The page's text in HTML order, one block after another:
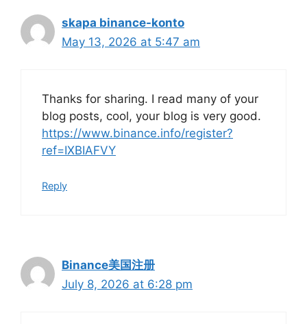
skapa binance-konto
May 13, 2026 at 5:47 am
Thanks for sharing. I read many of your
blog posts, cool, your blog is very good.
https://www.binance.info/register?
ref=IXBIAFVY
Reply
Binance美国注册
July 8, 2026 at 6:28 pm